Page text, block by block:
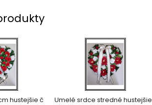
hustejšie č
Umelé srdce stredné hustejšie